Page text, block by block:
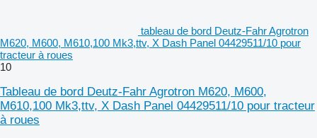
tableau de bord Deutz-Fahr Agrotron
M620, M600, M610,100 Mk3,ttv, X Dash Panel 04429511/10 pour
tracteur à roues
10
Tableau de bord Deutz-Fahr Agrotron M620, M600,
M610,100 Mk3,ttv, X Dash Panel 04429511/10 pour tracteur
à roues